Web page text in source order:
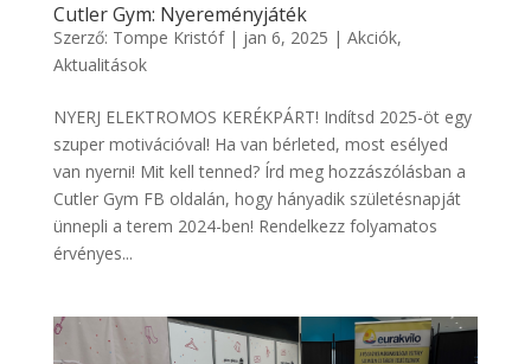
Cutler Gym: Nyereményjáték
Szerző: Tompe Kristóf| jan 6, 2025 | Akciók,
Aktualitások
NYERJ ELEKTROMOS KERÉKPÁRT! Indítsd 2025-öt egy
szuper motivációval! Ha van bérleted, most esélyed
van nyerni! Mit kell tenned? Írd meg hozzászólásban a
Cutler Gym FB oldalán, hogy hányadik születésnapját
ünnepli a terem 2024-ben! Rendelkezz folyamatos
érvényes...